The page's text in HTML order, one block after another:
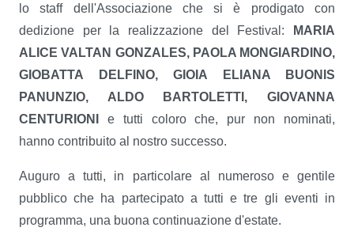
lo staff dell'Associazione che si è prodigato con
dedizione per la realizzazione del Festival:
MARIA
ALICE VALTAN GONZALES, PAOLA MONGIARDINO,
GIOBATTA DELFINO, GIOIA ELIANA BUONIS
PANUNZIO, ALDO
BARTOLETTI, GIOVANNA
CENTURIONI e tutti coloro che, pur non nominati,
hanno contribuito al nostro successo.
Auguro a tutti, in particolare al numeroso e gentile
pubblico che ha partecipato a tutti e tre gli eventi in
programma, una buona continuazione d'estate.